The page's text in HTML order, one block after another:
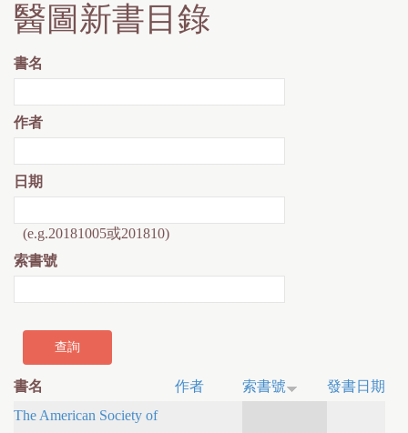
醫圖新書目錄
書名
作者
日期
(e.g.20181005或201810)
索書號
書名 作者 索書號
發書日期
The American Society of